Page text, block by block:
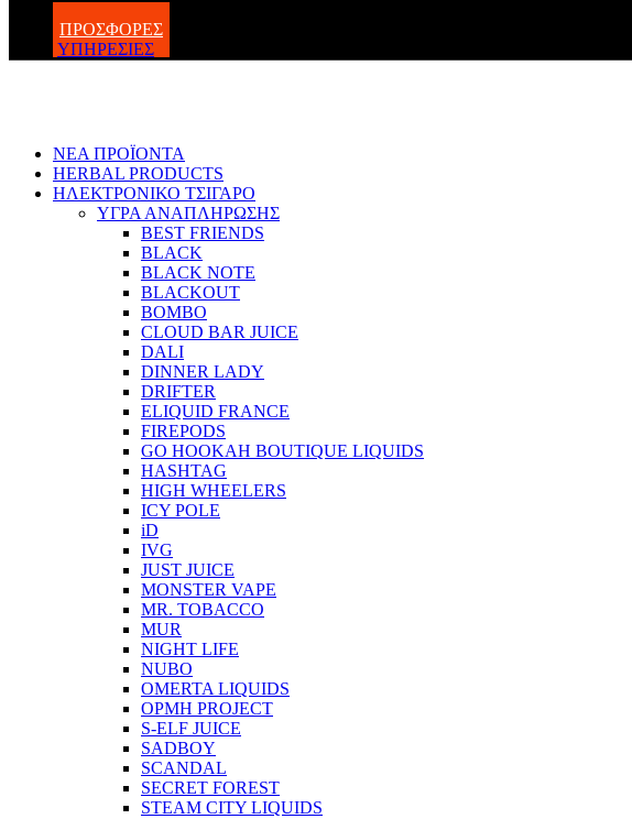
ΠΡΟΣΦΟΡΕΣ
ΥΠΗΡΕΣΙΕΣ
ΝΕΑ ΠΡΟΪΟΝΤΑ
HERBAL PRODUCTS
ΗΛΕΚΤΡΟΝΙΚΟ ΤΣΙΓΑΡΟ
ΥΓΡΑ ΑΝΑΠΛΗΡΩΣΗΣ
BEST FRIENDS
BLACK
BLACK NOTE
BLACKOUT
BOMBO
CLOUD BAR JUICE
DALI
DINNER LADY
DRIFTER
ELIQUID FRANCE
FIREPODS
GO HOOKAH BOUTIQUE LIQUIDS
HASHTAG
HIGH WHEELERS
ICY POLE
iD
IVG
JUST JUICE
MONSTER VAPE
MR. TOBACCO
MUR
NIGHT LIFE
NUBO
OMERTA LIQUIDS
OPMH PROJECT
S-ELF JUICE
SADBOY
SCANDAL
SECRET FOREST
STEAM CITY LIQUIDS